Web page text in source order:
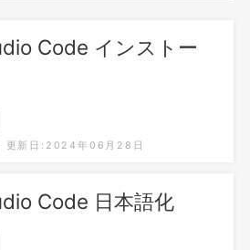
Code インストー
更新日:2024年06月28日
Code 日本語化